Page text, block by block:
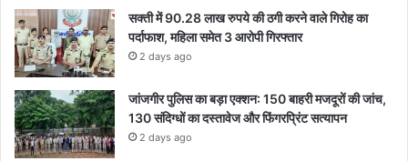
सक्ती में 90.28 लाख रुपये की ठगी करने वाले गिरोह का
पर्दाफाश, महिला समेत 3 आरोपी गिरफ्तार
2 days ago
जांजगीर पुलिस का बड़ा एक्शन: 150 बाहरी मजदूरों की जांच,
130 संदिग्धों का दस्तावेज और फिंगरप्रिंट सत्यापन
2 days ago